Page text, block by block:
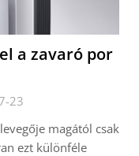
a zavaró por
23
magától csak
ezt különféle